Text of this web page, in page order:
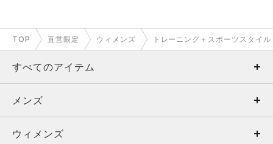
TOP 直営限定 ウィメンズ トレーニング＋スポーツスタイル
すべてのアイテム
メンズ
ウィメンズ
メンズ
トップス
ウィメンズ